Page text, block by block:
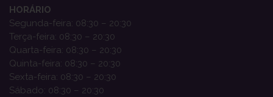
HORÁRIO
Segunda-feira: 08:30 – 20:30
Terça-feira: 08:30 – 20:30
Quarta-feira: 08:30 – 20:30
Quinta-feira: 08:30 – 20:30
Sexta-feira: 08:30 – 20:30
Sábado: 08:30 – 20:30